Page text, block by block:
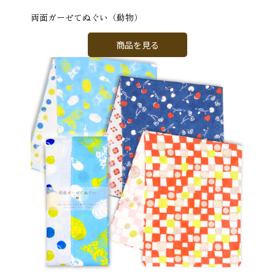
両面ガーゼてぬぐい（動物）
商品を見る